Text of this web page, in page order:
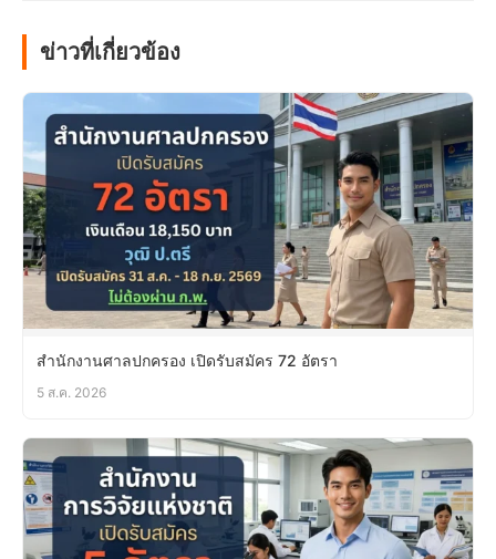
ข่าวที่เกี่ยวข้อง
สำนักงานศาลปกครอง เปิดรับสมัคร 72 อัตรา
5 ส.ค. 2026